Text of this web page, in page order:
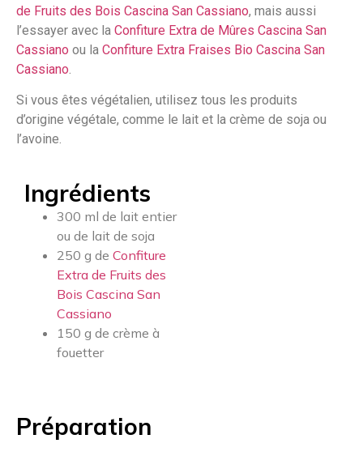
de Fruits des Bois Cascina San Cassiano, mais aussi
l’essayer avec la Confiture Extra de Mûres Cascina San
Cassiano ou la Confiture Extra Fraises Bio Cascina San
Cassiano
Si vous êtes végétalien, utilisez tous les produits
d’origine végétale, comme le lait et la crème de soja ou
l’avoine.
Ingrédients
300 ml de lait entier
ou de lait de soja
250 g de Confiture
Extra de Fruits des
Bois Cascina San
Cassiano
150 g de crème à
fouetter
Préparation